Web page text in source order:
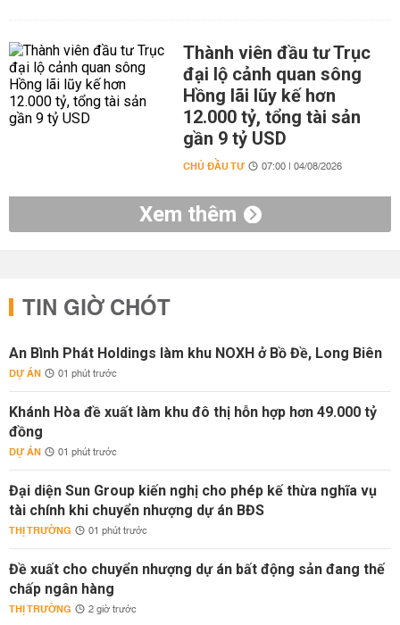
Thành viên đầu tư Trục
đại lộ cảnh quan sông
Hồng lãi lũy kế hơn
12.000 tỷ, tổng tài sản
gần 9 tỷ USD
CHỦ ĐẦU TƯ 07:00 | 04/08/2026
Xem thêm
TIN GIỜ CHÓT
An Bình Phát Holdings làm khu NOXH ở Bồ Đề, Long Biên
DỰ ÁN 01 phút trước
Khánh Hòa đề xuất làm khu đô thị hỗn hợp hơn 49.000 tỷ
đồng
DỰ ÁN 01 phút trước
Đại diện Sun Group kiến nghị cho phép kế thừa nghĩa vụ
tài chính khi chuyển nhượng dự án BĐS
THỊ TRƯỜNG 01 phút trước
Đề xuất cho chuyển nhượng dự án bất động sản đang thế
chấp ngân hàng
THỊ TRƯỜNG 2 giờ trước